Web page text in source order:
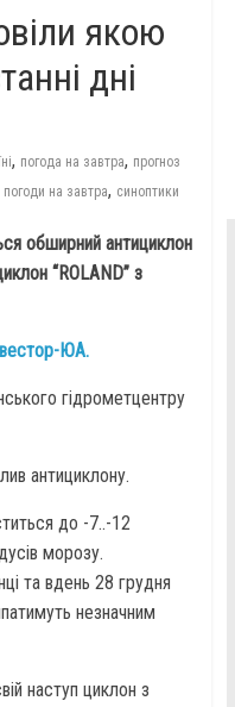
якою
дні
, погода на завтра, прогноз
погоди на завтра, синоптики
обширний антициклон
“ROLAND” з
ЮА.
гідрометцентру
антициклону.
до -7..-12
морозу.
та вдень 28 грудня
незначним
наступ циклон з